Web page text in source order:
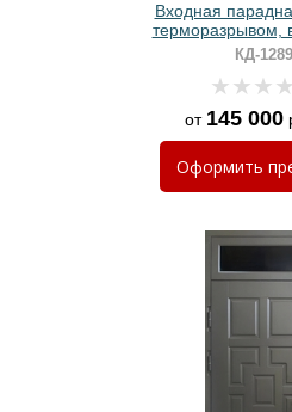
Входная
терморазрывом,
остеклением и
багетом
КД-1289
от 145 000
Оформить